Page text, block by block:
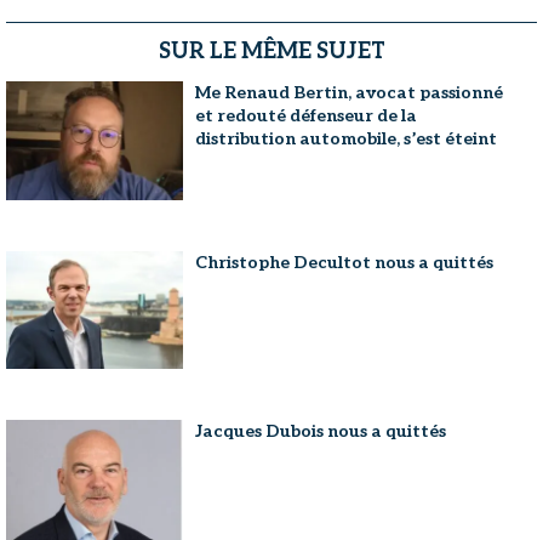
SUR LE MÊME SUJET
Me Renaud Bertin, avocat passionné
et redouté défenseur de la
distribution automobile, s’est éteint
Christophe Decultot nous a quittés
Jacques Dubois nous a quittés